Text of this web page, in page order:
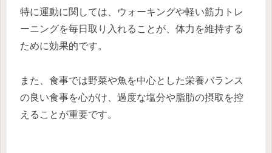
特に運動に関しては、ウォーキングや軽い筋力トレ
ーニングを毎日取り入れることが、体力を維持する
ために効果的です。
また、食事では野菜や魚を中心とした栄養バランス
の良い食事を心がけ、過度な塩分や脂肪の摂取を控
えることが重要です。